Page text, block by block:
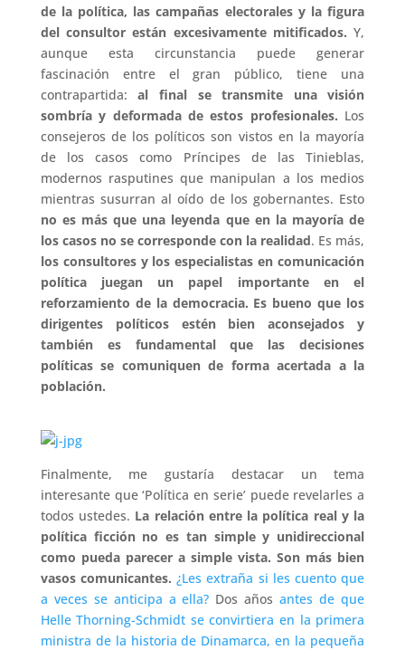
de la política, las campañas electorales y la figura
del consultor están excesivamente mitificados. Y,
aunque esta circunstancia puede generar
fascinación entre el gran público, tiene una
contrapartida:al final se transmite una visión
sombría y deformada de estos profesionales. Los
consejeros de los políticos son vistos en la mayoría
de los casos como Príncipes de las Tinieblas,
modernos rasputines que manipulan a los medios
mientras susurran al oído de los gobernantes. Esto
no es más que una leyenda que en la mayoría de
los casos no se corresponde con la realidad. Es más,
los consultores y los especialistas en comunicación
política juegan un papel importante en el
reforzamiento de la democracia. Es bueno que los
dirigentes políticos estén bien aconsejados y
también es fundamental que las decisiones
políticas se comuniquen de forma acertada a la
población.
Finalmente, me gustaría destacar un tema
interesante que ‘Política en serie’ puede revelarles a
todos ustedes. La relación entre la política real y la
política ficción no es tan simple y unidireccional
como pueda parecer a simple vista. Son más bien
vasos comunicantes. ¿Les extraña si les cuento que
a veces se anticipa a ella? Dos añosantes de que
Helle Thorning-Schmidt se convirtiera en la primera
ministra de la historia de Dinamarca, en la pequeña